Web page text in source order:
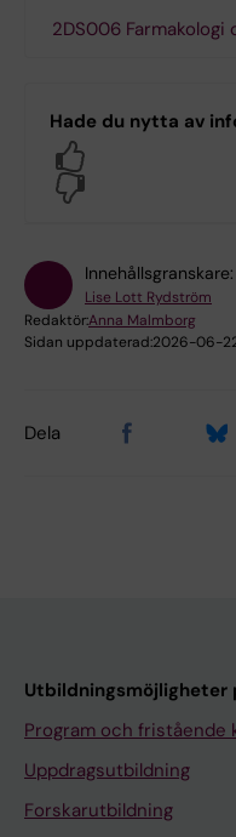
2DS006 Farmakologi
Hade du nytta av
Innehållsgranskare:
Lise Lott Rydström
Redaktör:Anna Malmborg
Sidan uppdaterad:2026-06-
Dela
Utbildningsmöjligheter
Program och fristående
Uppdragsutbildning
Forskarutbildning